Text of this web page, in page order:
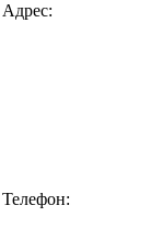
Адрес:
Телефон: